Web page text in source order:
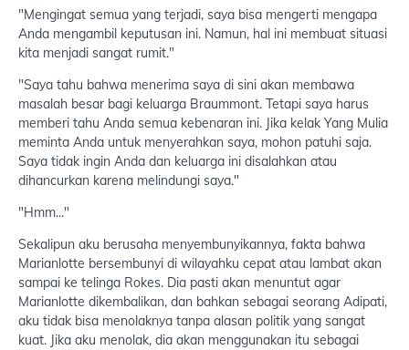
"Mengingat semua yang terjadi, saya bisa mengerti mengapa
Anda mengambil keputusan ini. Namun, hal ini membuat situasi
kita menjadi sangat rumit."
"Saya tahu bahwa menerima saya di sini akan membawa
masalah besar bagi keluarga Braummont. Tetapi saya harus
memberi tahu Anda semua kebenaran ini. Jika kelak Yang Mulia
meminta Anda untuk menyerahkan saya, mohon patuhi saja.
Saya tidak ingin Anda dan keluarga ini disalahkan atau
dihancurkan karena melindungi saya."
"Hmm..."
Sekalipun aku berusaha menyembunyikannya, fakta bahwa
Marianlotte bersembunyi di wilayahku cepat atau lambat akan
sampai ke telinga Rokes. Dia pasti akan menuntut agar
Marianlotte dikembalikan, dan bahkan sebagai seorang Adipati,
aku tidak bisa menolaknya tanpa alasan politik yang sangat
kuat. Jika aku menolak, dia akan menggunakan itu sebagai